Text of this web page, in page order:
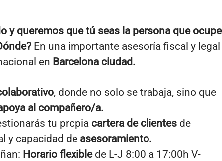
y queremos que tú seas la persona que ocupe
En una importante asesoría fiscal y legal
en Barcelona ciudad.
, donde no solo se trabaja, sino que
al compañero/a.
tu propia cartera de clientes de
y capacidad de asesoramiento.
Horario flexiblede L-J 8:00 a 17:00h V-